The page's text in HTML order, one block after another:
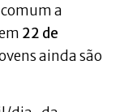
a
22 de
ainda são